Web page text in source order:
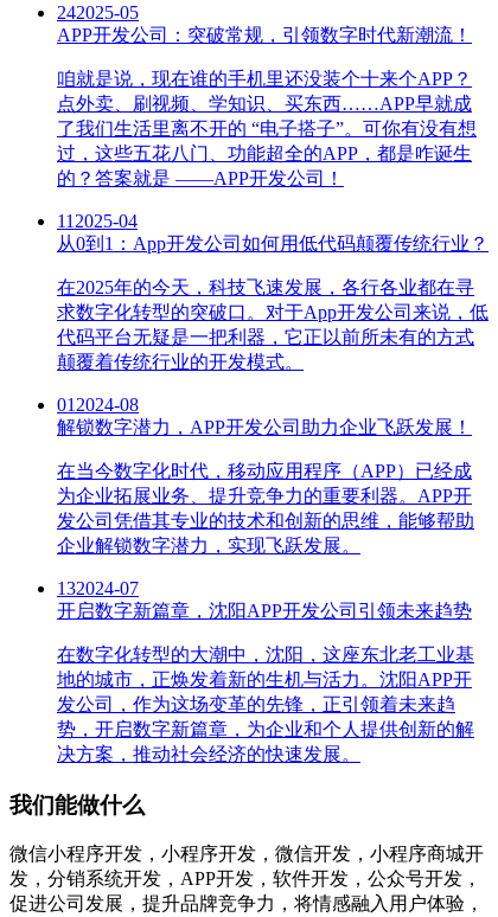
242025-05
APP开发公司：突破常规，引领数字时代新潮流！
咱就是说，现在谁的手机里还没装个十来个APP？
点外卖、刷视频、学知识、买东西……APP早就成
了我们生活里离不开的 “电子搭子”。可你有没有想
过，这些五花八门、功能超全的APP，都是咋诞生
的？答案就是 ——APP开发公司！
11 2025-04
从0到1：App开发公司如何用低代码颠覆传统行业？
在2025年的今天，科技飞速发展，各行各业都在寻
求数字化转型的突破口。对于App开发公司来说，低
代码平台无疑是一把利器，它正以前所未有的方式
颠覆着传统行业的开发模式。
01 2024-08
解锁数字潜力，APP开发公司助力企业飞跃发展！
在当今数字化时代，移动应用程序（APP）已经成
为企业拓展业务、提升竞争力的重要利器。APP开
发公司凭借其专业的技术和创新的思维，能够帮助
企业解锁数字潜力，实现飞跃发展。
132024-07
开启数字新篇章，沈阳APP开发公司引领未来趋势
在数字化转型的大潮中，沈阳，这座东北老工业基
地的城市，正焕发着新的生机与活力。沈阳APP开
发公司，作为这场变革的先锋，正引领着未来趋
势，开启数字新篇章，为企业和个人提供创新的解
决方案，推动社会经济的快速发展。
我们能做什么
微信小程序开发，小程序开发，微信开发，小程序商城开
发，分销系统开发，APP开发，软件开发，公众号开发，
促进公司发展，提升品牌竞争力，将情感融入用户体验，